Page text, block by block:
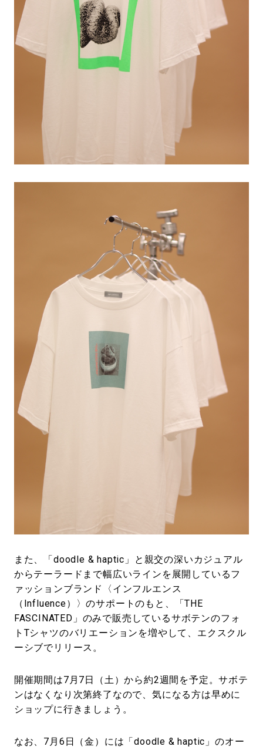
また、「doodle & haptic」と親交の深いカジュアル
からテーラードまで幅広いラインを展開しているフ
ァッションブランド〈インフルエンス
（Influence）〉のサポートのもと、「THE
FASCINATED」のみで販売しているサボテンのフォ
トTシャツのバリエーションを増やして、エクスクル
ーシブでリリース。
開催期間は7月7日（土）から約2週間を予定。サボテ
ンはなくなり次第終了なので、気になる方は早めに
ショップに行きましょう。
なお、7月6日（金）には「doodle & haptic」のオー